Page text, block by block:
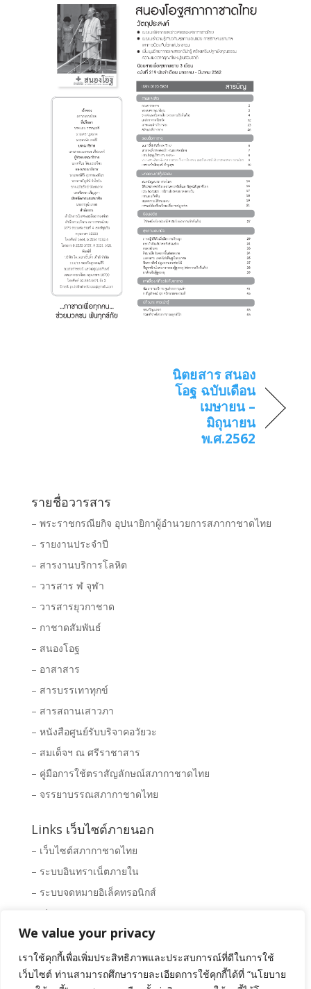
We value your privacy
เราใช้คุกกี้เพื่อเพิ่มประสิทธิภาพและประสบการณ์ที่ดีในการใช้
เว็บไซต์ ท่านสามารถศึกษารายละเอียดการใช้คุกกี้ได้ที่ “นโยบาย
นิตยสาร สนอง
โอฐ ฉบับเดือน
เมษายน –
มิถุนายน
พ.ศ.2562
รายชื่อวารสาร
– พระราชกรณียกิจ อุปนายิกาผู้อำนวยการสภากาชาดไทย
– รายงานประจำปี
– สารงานบริการโลหิต
– วารสาร ฬ จุฬา
– วารสารยุวกาชาด
– กาชาดสัมพันธ์
– สนองโอฐ
– อาสาสาร
– สารบรรเทาทุกข์
– สารสถานเสาวภา
– หนังสือศูนย์รับบริจาคอวัยวะ
– สมเด็จฯ ณ ศรีราชาสาร
– คู่มือการใช้ตราสัญลักษณ์สภากาชาดไทย
– จรรยาบรรณสภากาชาดไทย
Links เว็บไซต์ภายนอก
– เว็บไซต์สภากาชาดไทย
– ระบบอินทราเน็ตภายใน
– ระบบจดหมายอิเล็คทรอนิกส์
– Clipping News
– ระบบจัดซื้อ – จัดจ้างสภากาชาดไทย
– พิพิธภัณฑ์สภากาชาดไทย